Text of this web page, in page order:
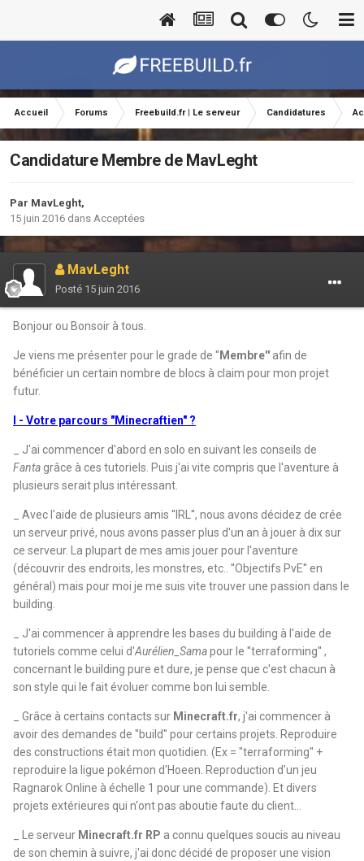
Accueil Forums Freebuild.fr | Le serveur Candidatures
Candidature Membre de MavLeght
Par MavLeght,
15 juin 2016 dans Acceptées
MavLeght
Posté 15 juin 2016
Bonjour ou Bonsoir à tous.
Je viens me présenter pour le grade de '' Membre'' afin de
bénéficier un certain nombre de blocs à claim pour mon projet
futur.
I - Votre parcours "Minecraftien" ?
_ J'ai commencer d'abord en solo en suivant les conseils de
Fanta grâce à ces tutoriels. Puis j'ai vite compris que l'aventure à
plusieurs serait plus intéressant.
_ Avec l'aide de plusieurs amis ''IRL'', nous avons décidez de crée
un serveur privé, nous avons passer plus d'un an à jouer à dix sur
ce serveur. La plupart de mes amis jouer pour l'aventure
(découvrir des endroits, les monstres, etc.. ''Objectifs PvE'' en
général) mais pour moi je me suis vite trouver une passion dans le
building.
_ J'ai commencer à apprendre les bases du building à l'aide de
tutoriels comme celui d'Aurélien_Samapour le ''terraforming'' ,
concernant le building pure et dure, je pense que c'est chacun à
son style qui le fait évoluer comme bon lui semble.
_ Grâce à certains contacts sur Minecraft.fr, j'ai commencer à
avoir des demandes de ''build'' pour certains projets. Reproduire
des constructions était mon quotidien. (Ex = ''terraforming'' +
reproduire la ligue pokémon d'Hoeen. Reproduction d'un jeu
Ragnarok Online à échelle 1 pour une commande). Et divers
projets extérieures qui n'ont pas aboutie faute du client...
_ Le serveur Minecraft.fr RP a connu quelques soucis au niveau
de son chemin à suivre, j'ai donc décidé de proposer une vision